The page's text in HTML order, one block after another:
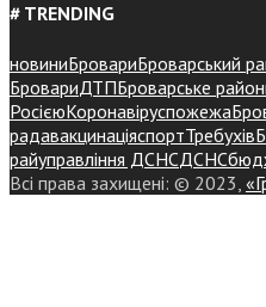
# TRENDING
новиниБровариБроварський
БровариДТПБроварське
РосієюКоронавіруспожежа
радавакцинаціяспортТребухів
райуправління ДСНСДСНС
Всі права захищені: © 2023,